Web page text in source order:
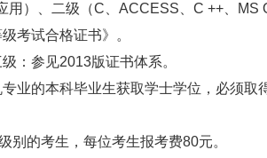
）、二级（C、ACCESS、C ++、
考试合格证书》。
：参见2013版证书体系。
业的本科毕业生获取学士学位，必须
的考生，每位考生报考费80元。